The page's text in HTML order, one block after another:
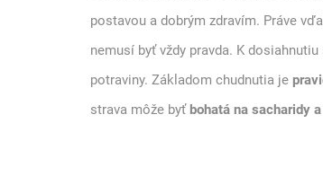
postavou a dobrým zdravím. Práve
nemusí byť vždy pravda. K
potraviny. Základom chudnutia je
strava môže byť bohatá na sacharidy